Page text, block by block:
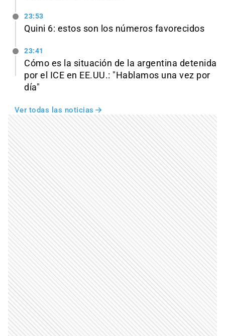
23:53
Quini 6: estos son los números favorecidos
23:41
Cómo es la situación de la argentina detenida
por el ICE en EE.UU.: "Hablamos una vez por
día"
Ver todas las noticias